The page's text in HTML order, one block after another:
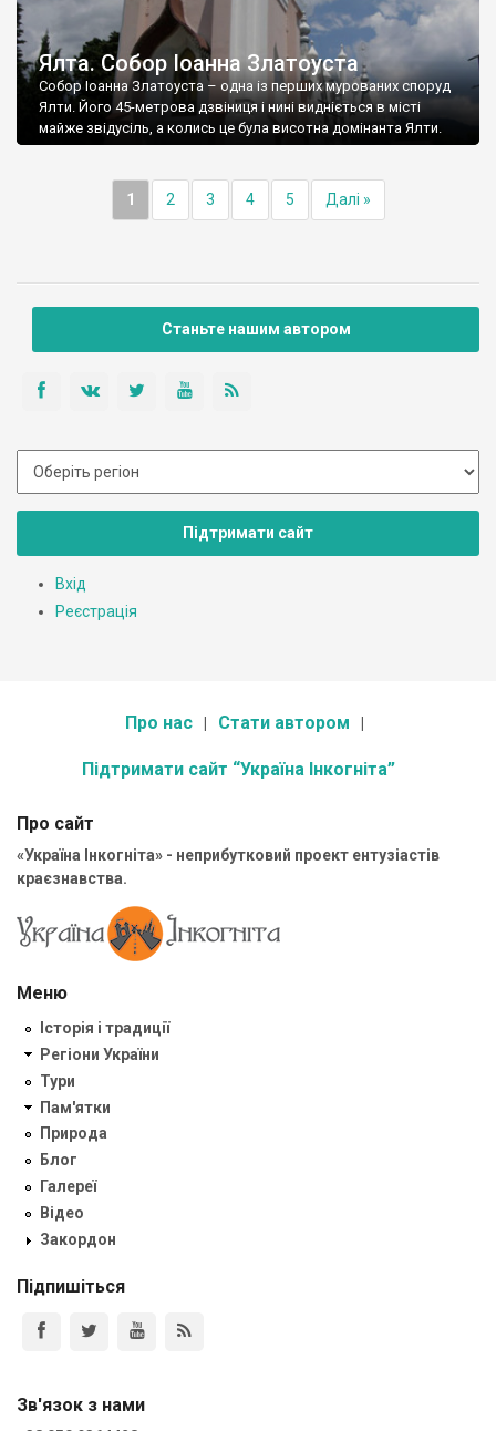
Ялта. Собор Іоанна Златоуста
Собор Іоанна Златоуста – одна із перших мурованих споруд
Ялти. Його 45-метрова дзвіниця і нині видніється в місті
майже звідусіль, а колись це була висотна домінанта Ялти.
1 2 3 4 5 Далі »
Станьте нашим автором
Підтримати сайт
Вхід
Реєстрація
Про нас Стати автором
Підтримати сайт “Україна Інкогніта”
Про сайт
«Україна Інкогніта» - неприбутковий проект ентузіастів
краєзнавства.
Меню
Історія і традиції
Регіони України
Тури
Пам'ятки
Природа
Блог
Галереї
Відео
Закордон
Підпишіться
Зв'язок з нами